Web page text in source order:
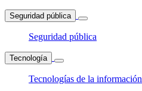
Seguridad pública
Seguridad pública
Tecnología
Tecnologías de la